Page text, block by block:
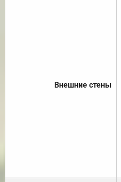
Внешние стены